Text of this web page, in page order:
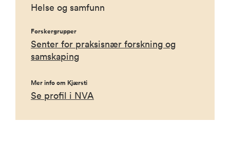
Helse og samfunn
Forskergrupper
Senter for praksisnær forskning og
samskaping
Mer info om Kjærsti
Se profil i NVA